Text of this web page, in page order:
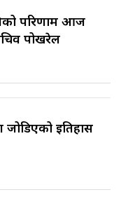
परिणाम आज
पोखरेल
जोडिएको इतिहास